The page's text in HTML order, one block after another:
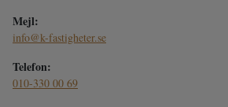
Mejl:
info@k-fastigheter.se
Telefon:
010-330 00 69